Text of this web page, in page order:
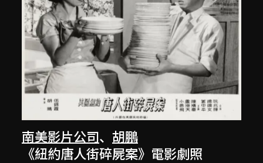
南美影片公司、胡鵬
《紐約唐人街碎屍案》電影劇照